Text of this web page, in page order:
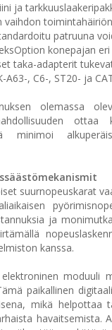
ja
patruuna
konepajan eri
taka-adapterit
A63-, C6-, ST20- ja
olemassa
ottaa
minimoi
suurnopeuskarat
ja
kanssa.
moduuli
paikallinen
mikä
havaitsemista.